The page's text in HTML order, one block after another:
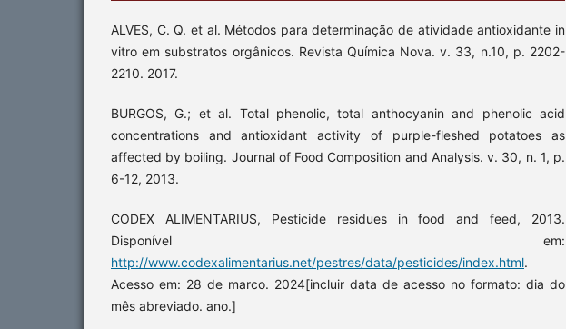
ALVES, C. Q. et al. Métodos para determinação de atividade antioxidante in
vitro em substratos orgânicos. Revista Química Nova. v. 33, n.10, p. 2202-
2210. 2017.
BURGOS, G.; et al. Total phenolic, total anthocyanin and phenolic acid
concentrations and antioxidant activity of purple-fleshed potatoes as
affected by boiling. Journal of Food Composition and Analysis. v. 30, n. 1, p.
6-12, 2013.
CODEX ALIMENTARIUS, Pesticide residues in food and feed, 2013.
Disponível em:
http://www.codexalimentarius.net/pestres/data/pesticides/index.html.
Acesso em: 28 de marco. 2024[incluir data de acesso no formato: dia do
mês abreviado. ano.]